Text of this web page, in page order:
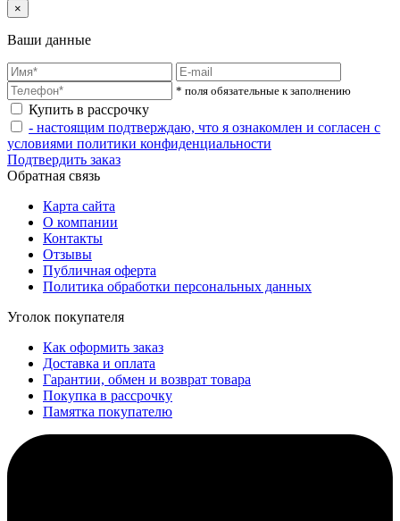
×
Ваши данные
* поля обязательные к заполнению
Купить в рассрочку
- настоящим подтверждаю, что я ознакомлен и согласен с
условиями политики конфиденциальности
Подтвердить заказ
Обратная связь
Карта сайта
О компании
Контакты
Отзывы
Публичная оферта
Политика обработки персональных данных
Уголок покупателя
Как оформить заказ
Доставка и оплата
Гарантии, обмен и возврат товара
Покупка в рассрочку
Памятка покупателю